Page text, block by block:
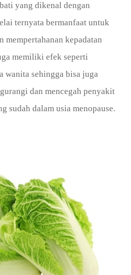
yang dikenal dengan
ternyata bermanfaat untuk
mempertahanan kepadatan
memiliki efek seperti
wanita sehingga bisa juga
dan mencegah penyakit
sudah dalam usia menopause.